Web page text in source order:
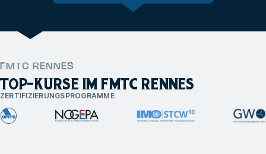
FMTC RENNES
TOP-KURSE IM FMTC RENNES
ZERTIFIZIERUNGSPROGRAMME